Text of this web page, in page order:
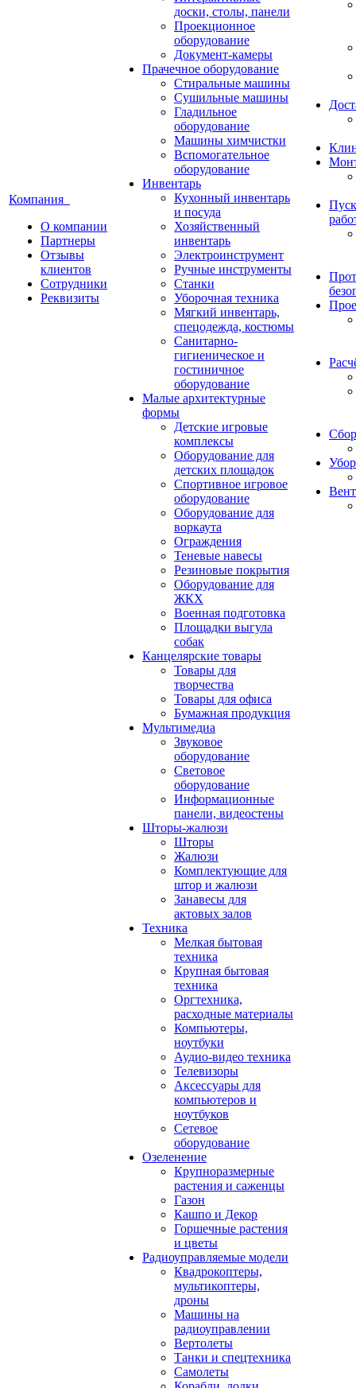
Компания
О компании
Партнеры
Отзывы
клиентов
Сотрудники
Реквизиты
доски, столы, панели
Проекционное
оборудование
Документ-камеры
Прачечное оборудование
Стиральные машины
Сушильные машины
Гладильное
оборудование
Машины химчистки
Вспомогательное
оборудование
Инвентарь
Кухонный инвентарь
и посуда
Хозяйственный
инвентарь
Электроинструмент
Ручные инструменты
Станки
Уборочная техника
Мягкий инвентарь,
спецодежда, костюмы
Санитарно-
гигиеническое и
гостиничное
оборудование
Малые архитектурные
формы
Детские игровые
комплексы
Оборудование для
детских площадок
Спортивное игровое
оборудование
Оборудование для
воркаута
Ограждения
Теневые навесы
Резиновые покрытия
Оборудование для
ЖКХ
Военная подготовка
Площадки выгула
собак
Канцелярские товары
Товары для
творчества
Товары для офиса
Бумажная продукция
Мультимедиа
Звуковое
оборудование
Световое
оборудование
Информационные
панели, видеостены
Шторы-жалюзи
Шторы
Жалюзи
Комплектующие для
штор и жалюзи
Занавесы для
актовых залов
Техника
Мелкая бытовая
техника
Крупная бытовая
техника
Оргтехника,
расходные материалы
Компьютеры,
ноутбуки
Аудио-видео техника
Телевизоры
Аксессуары для
компьютеров и
ноутбуков
Сетевое
оборудование
Озеленение
Крупноразмерные
растения и саженцы
Газон
Кашпо и Декор
Горшечные растения
и цветы
Радиоуправляемые модели
Квадрокоптеры,
мультикоптеры,
дроны
Машины на
радиоуправлении
Вертолеты
Танки и спецтехника
Самолеты